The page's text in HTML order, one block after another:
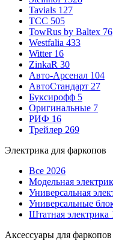
Tavials 127
TCC 505
TowRus by Baltex 76
Westfalia 433
Witter 16
ZinkaR 30
Авто-Арсенал 104
АвтоСтандарт 27
Буксирофф 5
Оригинальные 7
РИФ 16
Трейлер 269
Электрика для фаркопов
Все 2026
Модельная
Универсальная
Универсальные
Штатная электрика
Аксессуары для фаркопов